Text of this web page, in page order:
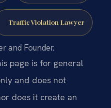
Traffic Violation Lawyer
and Founder.
page is for general
and does not
does it create an